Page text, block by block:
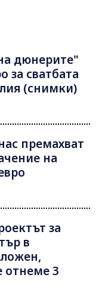
дюнерите"
за сватбата
(снимки)
премахват
на
за
в
отнеме 3